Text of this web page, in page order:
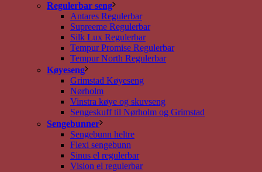
Regulerbar seng
Antares Regulerbar
Supreeme Regulerbar
Silk Lux Regulerbar
Tempur Promise Regulerbar
Tempur North Regulerbar
Køyeseng
Grimstad Køyeseng
Nørholm
Vinstra køye og skuvseng
Sengeskuff til Nørholm og Grimstad
Sengebunner
Sengebunn heltre
Flexi sengebunn
Sinus el regulerbar
Vision el regulerbar